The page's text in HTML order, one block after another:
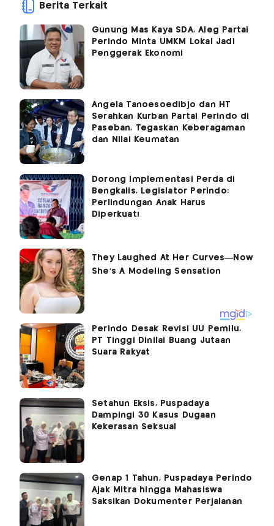
Berita Terkait
Gunung Mas Kaya SDA, Aleg Partai
Perindo Minta UMKM Lokal Jadi
Penggerak Ekonomi
Angela Tanoesoedibjo dan HT
Serahkan Kurban Partai Perindo di
Paseban, Tegaskan Keberagaman
dan Nilai Keumatan
Dorong Implementasi Perda di
Bengkalis, Legislator Perindo:
Perlindungan Anak Harus
Diperkuat!
Perindo Desak Revisi UU Pemilu,
PT Tinggi Dinilai Buang Jutaan
Suara Rakyat
Setahun Eksis, Puspadaya
Dampingi 30 Kasus Dugaan
Kekerasan Seksual
Genap 1 Tahun, Puspadaya Perindo
Ajak Mitra hingga Mahasiswa
Saksikan Dokumenter Perjalanan